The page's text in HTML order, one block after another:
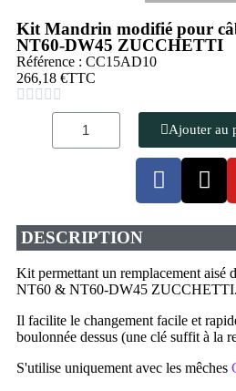
Kit Mandrin modifié pour
NT60-DW45 ZUCCHETTI
Référence : CC15AD10
266,18 €TTC
    
Ajouter au
DESCRIPTION
Kit permettant un remplacement aisé
NT60 & NT60-DW45 ZUCCHETTI.
Il facilite le changement facile et
boulonnée dessus (une clé suffit à la
S'utilise uniquement avec les mêches